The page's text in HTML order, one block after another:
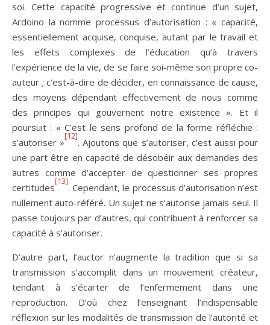
soi. Cette capacité progressive et continue d’un sujet,
Ardoino la nomme processus d’autorisation : « capacité,
essentiellement acquise, conquise, autant par le travail et
les effets complexes de l’éducation qu’à travers
l’expérience de la vie, de se faire soi-même son propre co-
auteur ; c’est-à-dire de décider, en connaissance de cause,
des moyens dépendant effectivement de nous comme
des principes qui gouvernent notre existence ». Et il
poursuit : « C’est le sens profond de la forme réfléchie :
s’autoriser »
[12]
. Ajoutons que s’autoriser, c’est aussi pour
une part être en capacité de désobéir aux demandes des
autres comme d’accepter de questionner ses propres
certitudes
[13]
. Cependant, le processus d’autorisation n’est
nullement auto-référé. Un sujet ne s’autorise jamais seul. Il
passe toujours par d’autres, qui contribuent à renforcer sa
capacité à s’autoriser.
D’autre part, l’auctor n’augmente la tradition que si sa
transmission s’accomplit dans un mouvement créateur,
tendant à s’écarter de l’enfermement dans une
reproduction. D’où chez l’enseignant l’indispensable
réflexion sur les modalités de transmission de l’autorité et